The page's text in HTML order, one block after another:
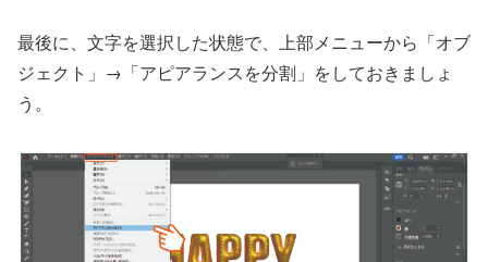
最後に、文字を選択した状態で、上部メニューから「オブ
ジェクト」→「アピアランスを分割」をしておきましょ
う。